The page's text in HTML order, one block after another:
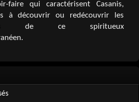
faire qui caractérisent Casanis,
à découvrir ou redécouvrir les
de ce spiritueux